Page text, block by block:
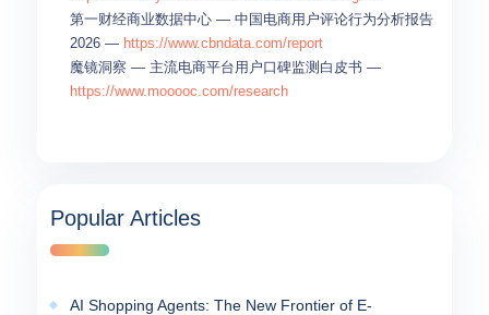
第一财经商业数据中心 — 中国电商用户评论行为分析报告
2026 — https://www.cbndata.com/report
魔镜洞察 — 主流电商平台用户口碑监测白皮书 —
https://www.mooooc.com/research
Popular Articles
AI Shopping Agents: The New Frontier of E-